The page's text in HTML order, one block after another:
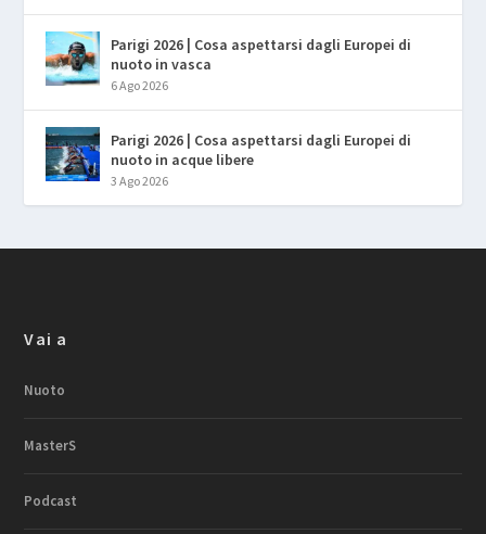
Parigi 2026 | Cosa aspettarsi dagli Europei di
nuoto in vasca
6 Ago 2026
Parigi 2026 | Cosa aspettarsi dagli Europei di
nuoto in acque libere
3 Ago 2026
Vai a
Nuoto
MasterS
Podcast